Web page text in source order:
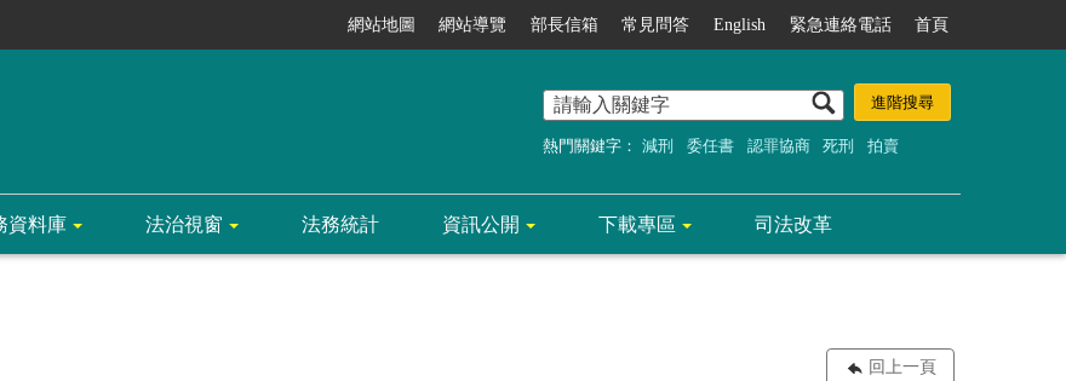
網站地圖 網站導覽 部長信箱 常見問答 English 緊急連絡電話 首頁
熱門關鍵字： 減刑 委任書 認罪協商 死刑 拍賣
資料庫 法治視窗 法務統計 資訊公開 下載專區 司法改革
回上一頁